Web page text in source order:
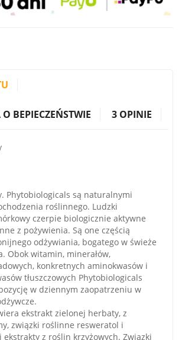
BEPIECZEŃSTWIE 3 OPINIE
Phytobiologicals są naturalnymi
roślinnego. Ludzki
czerpie biologicznie aktywne
z pożywienia. Są one częścią
odżywiania, bogatego w świeże
Obok witamin, minerałów,
konkretnych aminokwasów i
tłuszczowych Phytobiologicals
w dziennym zaopatrzeniu w
ekstrakt zielonej herbaty, z
związki roślinne resweratol i
ekstrakty z roślin krzyżowych. Związki